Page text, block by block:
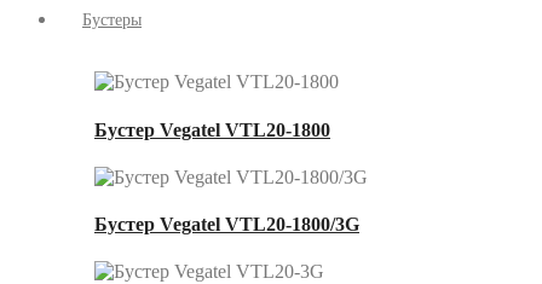
Бустеры
Бустер Vegatel VTL20-1800
Бустер Vegatel VTL20-1800/3G